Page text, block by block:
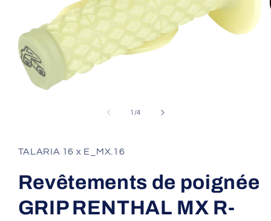
fenêtre
modale
1 /de
4
TALARIA 16 x E_MX.16
Revêtements de poignée
GRIP RENTHAL MX R-